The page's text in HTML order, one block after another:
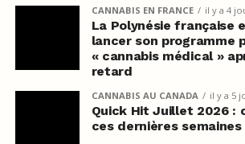
CANNABIS EN FRANCE il y a 4
La Polynésie française
lancer son programme
« cannabis médical »
retard
CANNABIS AU CANADA il y a 5
Quick Hit Juillet 2026 :
ces dernières semaines